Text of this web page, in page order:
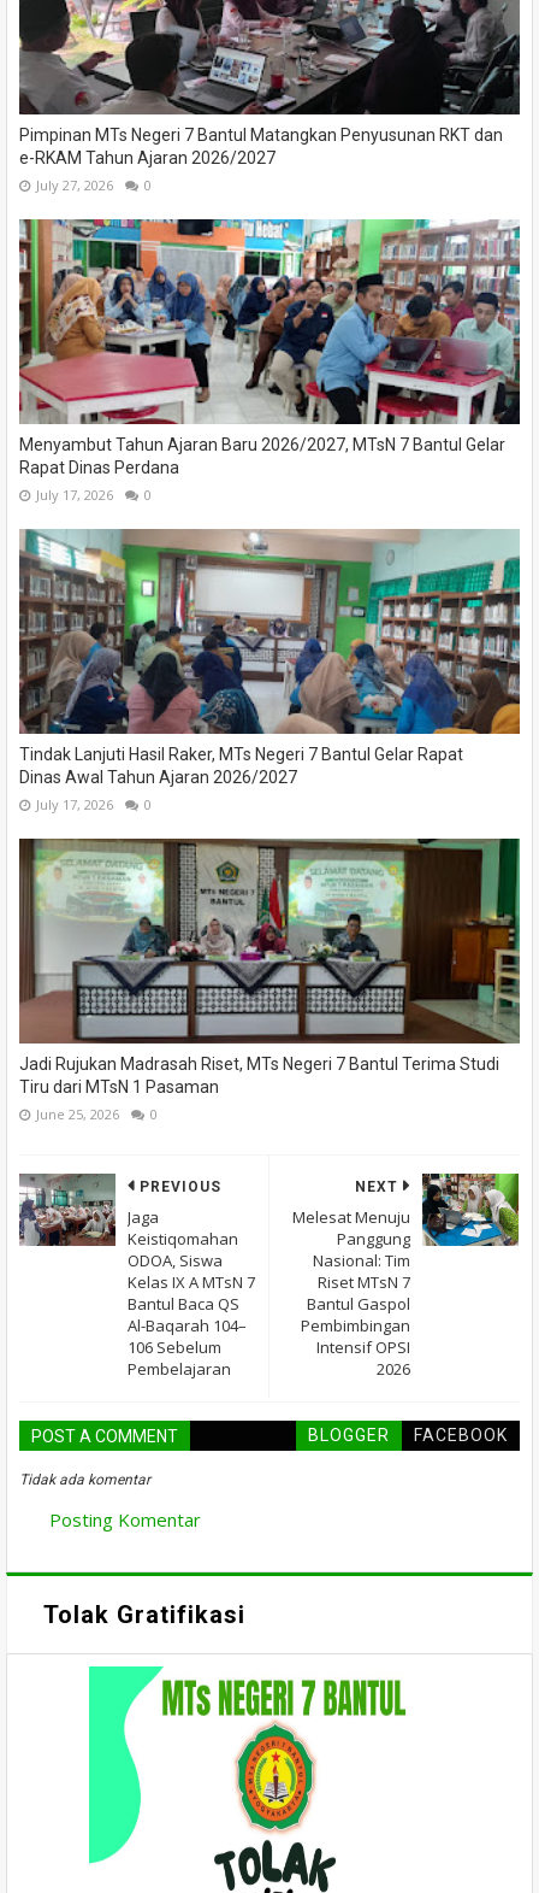
Pimpinan MTs Negeri 7 Bantul Matangkan Penyusunan RKT dan
e-RKAM Tahun Ajaran 2026/2027
July 27, 2026 0
Menyambut Tahun Ajaran Baru 2026/2027, MTsN 7 Bantul Gelar
Rapat Dinas Perdana
July 17, 2026 0
Tindak Lanjuti Hasil Raker, MTs Negeri 7 Bantul Gelar Rapat
Dinas Awal Tahun Ajaran 2026/2027
July 17, 2026 0
Jadi Rujukan Madrasah Riset, MTs Negeri 7 Bantul Terima Studi
Tiru dari MTsN 1 Pasaman
June 25, 2026 0
NEXT
Melesat Menuju
Panggung
Nasional: Tim
Riset MTsN 7
Bantul Gaspol
Pembimbingan
Intensif OPSI
2026
PREVIOUS
Jaga
Keistiqomahan
ODOA, Siswa
Kelas IX A MTsN 7
Bantul Baca QS
Al-Baqarah 104–
106 Sebelum
Pembelajaran
POST A COMMENT BLOGGER FACEBOOK
Tidak ada komentar
Posting Komentar
Tolak Gratifikasi